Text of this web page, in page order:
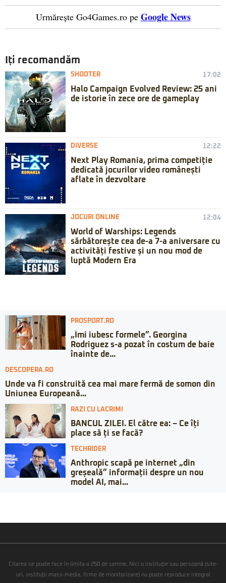
Urmărește Go4Games.ro pe Google News
Iți recomandăm
SHOOTER 17:02
Halo Campaign Evolved Review: 25 ani
de istorie în zece ore de gameplay
DIVERSE 12:22
Next Play Romania, prima competiție
dedicată jocurilor video românești
aflate în dezvoltare
JOCURI ONLINE 12:04
World of Warships: Legends
sărbătorește cea de-a 7-a aniversare cu
activități festive și un nou mod de
luptă Modern Era
PROSPORT.RO
„Îmi iubesc formele”. Georgina
Rodriguez s-a pozat în costum de baie
înainte de...
DESCOPERA.RO
Unde va fi construită cea mai mare fermă de somon din
Uniunea Europeană...
RAZI CU LACRIMI
BANCUL ZILEI. El către ea: – Ce îți
place să ți se facă?
TECHRIDER
Anthropic scapă pe internet „din
greșeală” informații despre un nou
model AI, mai...
Citarea se poate face în limita a 250 de semne. Nici o instituţie sau persoană (site-
uri, instituţii mass-media, firme de monitorizare) nu poate reproduce integral